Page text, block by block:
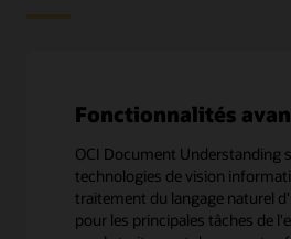
Fonctionnalités
OCI Document Understanding
technologies de vision
traitement du langage naturel
pour les principales tâches de